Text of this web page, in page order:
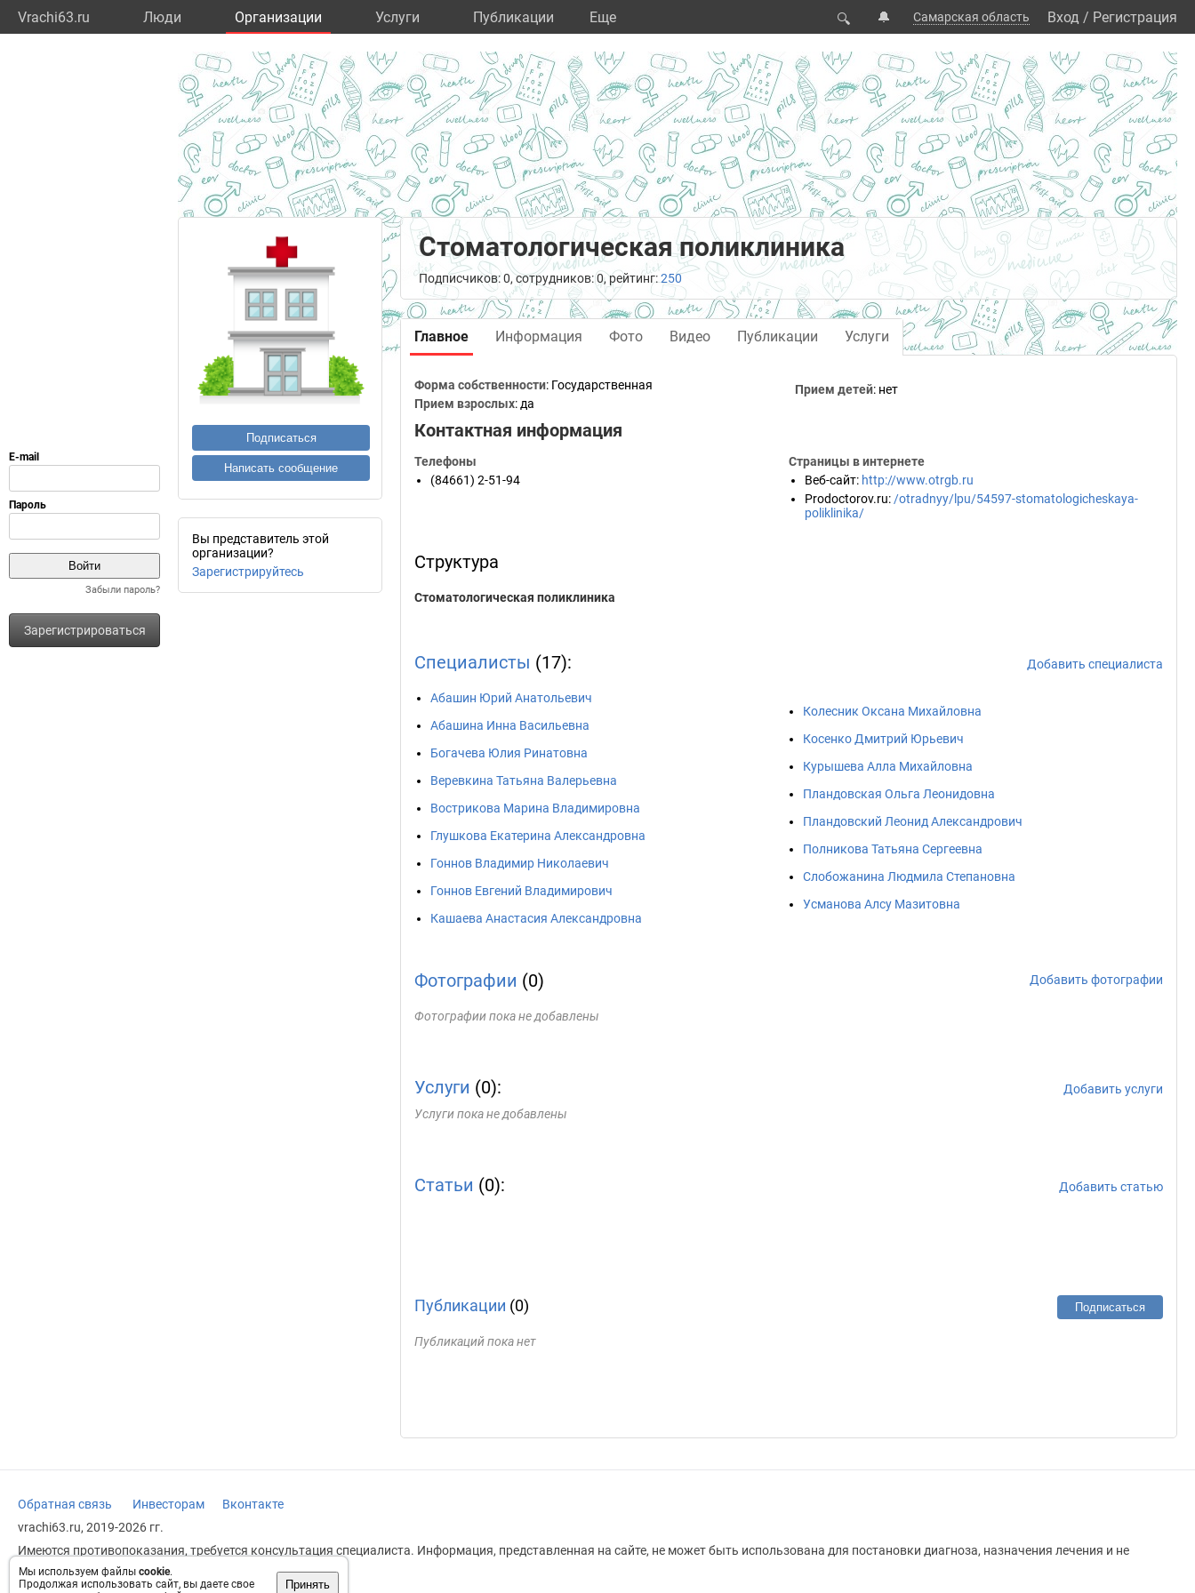
Vrachi63.ru Люди Организации Услуги Публикации Eще 🔍 🔔 Самарская область Вход / Регистрация
Забыли пароль?
Зарегистрироваться
Мы используем файлы cookie.
Продолжая использовать сайт, вы даете свое
Принять
Подписаться
Написать сообщение
Вы представитель этой
организации?
Зарегистрируйтесь
Стоматологическая поликлиника
Подписчиков: 0, сотрудников: 0, рейтинг:250
Главное Информация Фото Видео Публикации Услуги
Форма собственности: Государственная
Прием взрослых: да
Прием детей: нет
Контактная информация
Телефоны
(84661) 2-51-94
Страницы в интернете
Веб-сайт: http://www.otrgb.ru
Prodoctorov.ru: /otradnyy/lpu/54597-stomatologicheskaya-
poliklinika/
Структура
Стоматологическая поликлиника
Специалисты (17): Добавить специалиста
Абашин Юрий Анатольевич
Абашина Инна Васильевна
Богачева Юлия Ринатовна
Веревкина Татьяна Валерьевна
Вострикова Марина Владимировна
Глушкова Екатерина Александровна
Гоннов Владимир Николаевич
Гоннов Евгений Владимирович
Кашаева Анастасия Александровна
Колесник Оксана Михайловна
Косенко Дмитрий Юрьевич
Курышева Алла Михайловна
Пландовская Ольга Леонидовна
Пландовский Леонид Александрович
Полникова Татьяна Сергеевна
Слобожанина Людмила Степановна
Усманова Алсу Мазитовна
Фотографии (0) Добавить фотографии
Фотографии пока не добавлены
Услуги (0):
Добавить услуги
Услуги пока не добавлены
Статьи (0): Добавить статью
Публикации (0) Подписаться
Публикаций пока нет
Обратная связь Инвесторам
Вконтакте
vrachi63.ru, 2019-2026 гг.
Имеются противопоказания, требуется консультация специалиста. Информация, представленная на сайте, не может быть использована для постановки диагноза, назначения лечения и не
заменяет прием врача.
Возрастное ограничение: 18+